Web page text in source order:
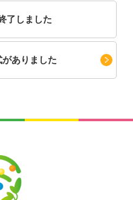
了しました
ありました